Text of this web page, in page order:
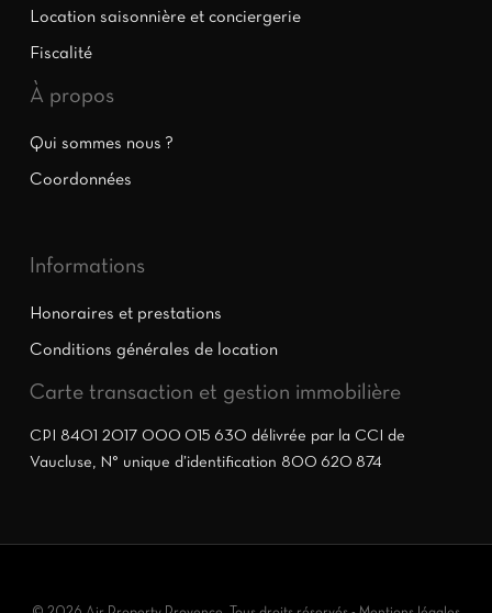
Location saisonnière et conciergerie
Fiscalité
À propos
Qui sommes nous ?
Coordonnées
Informations
Honoraires et prestations
Conditions générales de location
Carte transaction et gestion immobilière
CPI 8401 2017 000 015 630 délivrée par la CCI de
Vaucluse, N° unique d’identification 800 620 874